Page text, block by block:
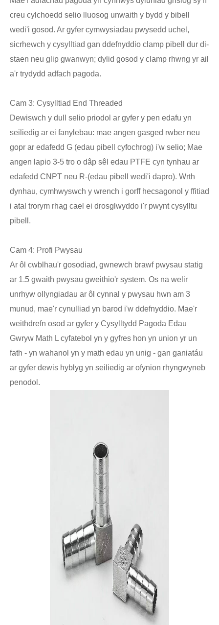
creu cylchoedd selio lluosog unwaith y bydd y bibell
wedi'i gosod. Ar gyfer cymwysiadau pwysedd uchel,
sicrhewch y cysylltiad gan ddefnyddio clamp pibell dur di-
staen neu glip gwanwyn; dylid gosod y clamp rhwng yr ail
a'r trydydd adfach pagoda.
Cam 3: Cysylltiad End Threaded
Dewiswch y dull selio priodol ar gyfer y pen edafu yn
seiliedig ar ei fanylebau: mae angen gasged rwber neu
gopr ar edafedd G (edau pibell cyfochrog) i'w selio; Mae
angen lapio 3-5 tro o dâp sêl edau PTFE cyn tynhau ar
edafedd CNPT neu R-(edau pibell wedi'i dapro). Wrth
dynhau, cymhwyswch y wrench i gorff hecsagonol y ffitiad
i atal trorym rhag cael ei drosglwyddo i'r pwynt cysylltu
pibell.
Cam 4: Profi Pwysau
Ar ôl cwblhau'r gosodiad, gwnewch brawf pwysau statig
ar 1.5 gwaith pwysau gweithio'r system. Os na welir
unrhyw ollyngiadau ar ôl cynnal y pwysau hwn am 3
munud, mae'r cynulliad yn barod i'w ddefnyddio. Mae'r
weithdrefn osod ar gyfer y Cysylltydd Pagoda Edau
Gwryw Math L cyfatebol yn y gyfres hon yn union yr un
fath - yn wahanol yn y math edau yn unig - gan ganiatáu
ar gyfer dewis hyblyg yn seiliedig ar ofynion rhyngwyneb
penodol.